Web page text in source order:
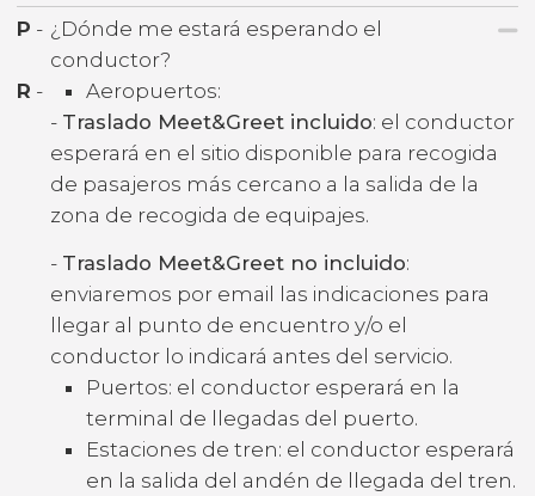
P - ¿Dónde me estará esperando el
conductor?
R -
Aeropuertos:
- Traslado Meet&Greet incluido: el conductor
esperará en el sitio disponible para recogida
de pasajeros más cercano a la salida de la
zona de recogida de equipajes.
- Traslado Meet&Greet no incluido:
enviaremos por email las indicaciones para
llegar al punto de encuentro y/o el
conductor lo indicará antes del servicio.
Puertos: el conductor esperará en la
terminal de llegadas del puerto.
Estaciones de tren: el conductor esperará
en la salida del andén de llegada del tren.